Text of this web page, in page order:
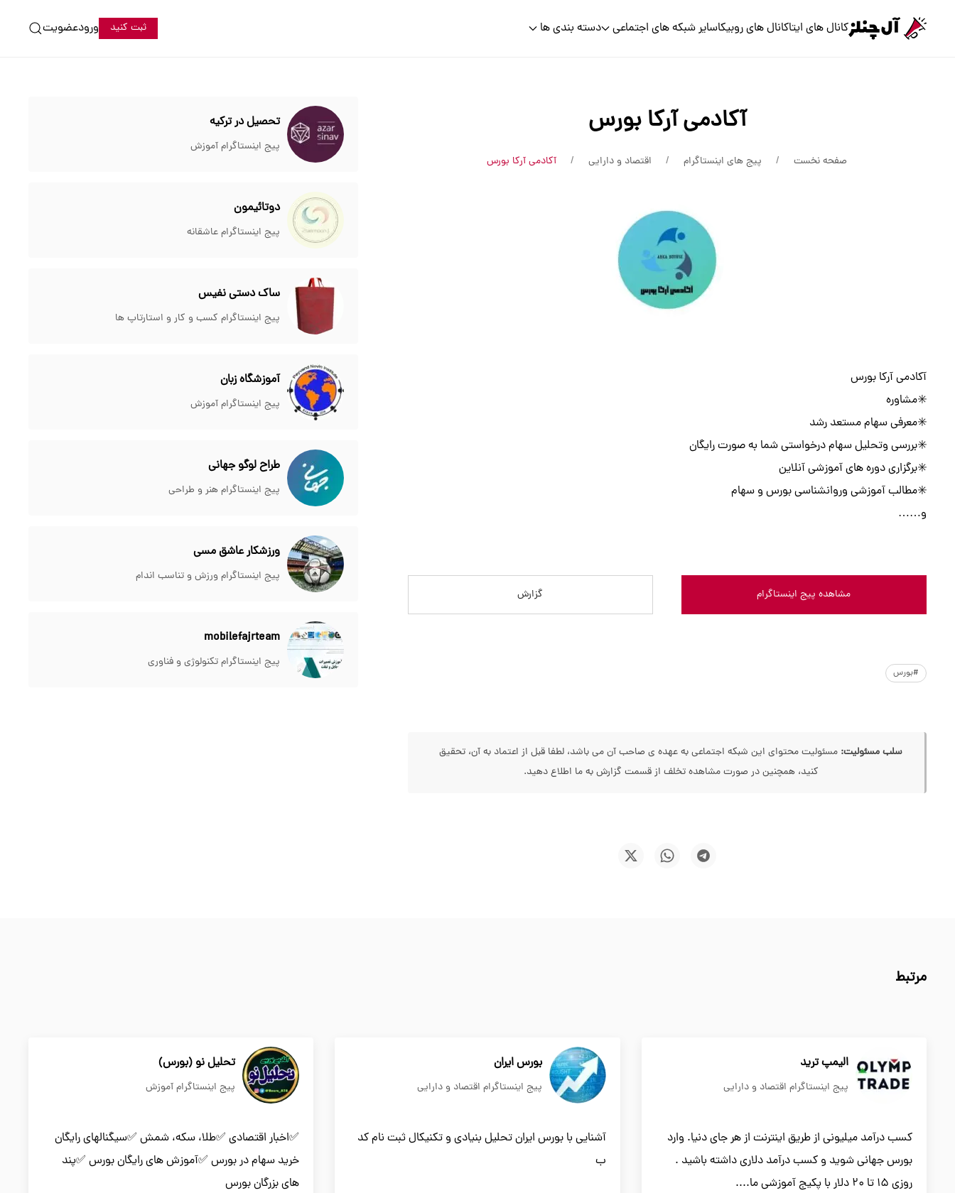
کانال های ایتاکانال های روبیکاسایر شبکه های اجتماعی دسته بندی ها ثبت کنید ورودعضویت
آکادمی آرکا بورس
صفحه نخست پیج های اینستاگرام اقتصاد و دارایی آکادمی آرکا بورس
آکادمی آرکا بورس
✳️مشاوره
✳️معرفی سهام مستعد رشد
✳️بررسی وتحلیل سهام درخواستی شما به صورت رایگان
✳️برگزاری دوره های آموزشی آنلاین
✳️مطالب آموزشی وروانشناسی بورس و سهام
و……
مشاهده پیج اینستاگرام گزارش
#بورس
سلب مسئولیت: مسئولیت محتوای این شبکه اجتماعی به عهده ی صاحب آن می باشد، لطفا قبل از اعتماد به آن، تحقیق
کنید، همچنین در صورت مشاهده تخلف از قسمت گزارش به ما اطلاع دهید.
تحصیل در ترکیه
پیج اینستاگرام آموزش
دوتائیمون
پیج اینستاگرام عاشقانه
ساک دستی نفیس
پیج اینستاگرام کسب و کار و استارتاپ ها
آموزشگاه زبان
پیج اینستاگرام آموزش
طراح لوگو جهانی
پیج اینستاگرام هنر و طراحی
ورزشکار عاشق مسی
پیج اینستاگرام ورزش و تناسب اندام
mobilefajrteam
پیج اینستاگرام تکنولوژی و فناوری
مرتبط
الیمپ ترید
پیج اینستاگرام اقتصاد و دارایی
کسب درآمد میلیونی از طریق اینترنت از هر جای دنیا. وارد
بورس جهانی شوید و کسب درآمد دلاری داشته باشید .
روزی 15 تا 20 دلار با پکیج آموزشی ما....
بورس ایران
پیج اینستاگرام اقتصاد و دارایی
آشنایی با بورس ایران تحلیل بنیادی و تکنیکال ثبت نام کد
ب
تحلیل نو (بورس)
پیج اینستاگرام آموزش
✅اخبار اقتصادی ✅طلا، سکه، شمش ✅سیگنالهای رایگان
خرید سهام در بورس ✅آموزش های رایگان بورس ✅پند
های بزرگان بورس